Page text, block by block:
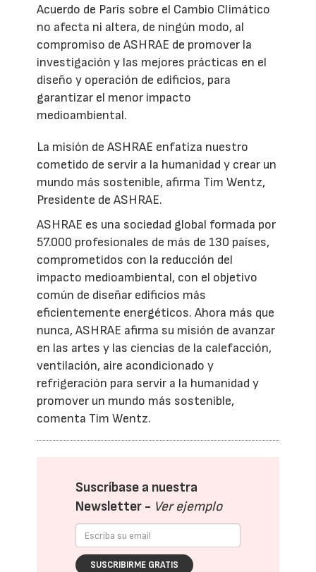
Acuerdo de París sobre el Cambio Climático
no afecta ni altera, de ningún modo, al
compromiso de ASHRAE de promover la
investigación y las mejores prácticas en el
diseño y operación de edificios, para
garantizar el menor impacto
medioambiental.
La misión de ASHRAE enfatiza nuestro
cometido de servir a la humanidad y crear un
mundo más sostenible, afirma Tim Wentz,
Presidente de ASHRAE.
ASHRAE es una sociedad global formada por
57.000 profesionales de más de 130 países,
comprometidos con la reducción del
impacto medioambiental, con el objetivo
común de diseñar edificios más
eficientemente energéticos. Ahora más que
nunca, ASHRAE afirma su misión de avanzar
en las artes y las ciencias de la calefacción,
ventilación, aire acondicionado y
refrigeración para servir a la humanidad y
promover un mundo más sostenible,
comenta Tim Wentz.
Suscríbase a nuestra
Newsletter - Ver ejemplo
SUSCRIBIRME GRATIS